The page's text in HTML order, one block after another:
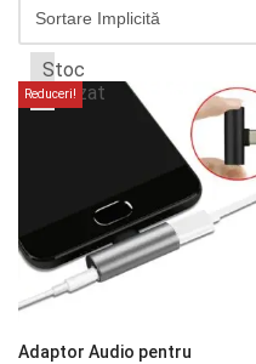
Reduceri!
Stoc
epuizat
Adaptor Audio pentru